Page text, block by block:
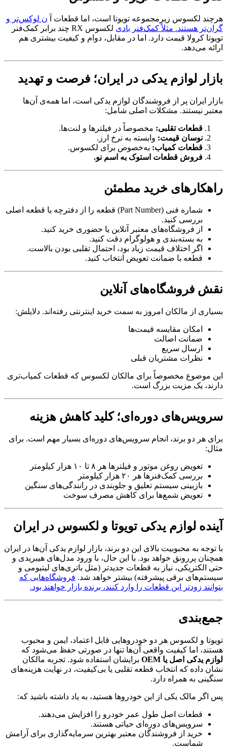
هرچند لکسوس زیرمجموعه تویوتا است، اما قطعات آ ن لوکس‌تر و
گران‌تر هستند. مثلاً کمک‌فنر بادی
لکسوس RX چند برابر کمک‌فنر
تویوتا کرولا قیمت دارد. اما در مقابل، دوام و کیفیت بیشتری هم
ارائه می‌دهد.
بازار لوازم یدکی در ایران؛ فرصت و تهدید
بازار ایران پر از فروشندگان لوازم یدکی است، اما همه‌ی آن‌ها
معتبر نیستند. مشکلات اصلی شامل:
قطعات تقلبی: مخصوصاً در فیلترها و لنت‌ها.
نوسان قیمت: وابسته به نرخ ارز.
قطعات کمیاب: به‌خصوص برای لکسوس.
فروش قطعات استوک به اسم نو.
راهکارهای خرید مطمئن
شماره فنی (Part Number) قطعه را از دفترچه یا قطعه اصلی
بررسی کنید.
از فروشگاه‌های معتبر آنلاین یا حضوری خرید کنید.
به بسته‌بندی و هولوگرام دقت کنید.
اگر اختلاف قیمت زیاد بود، احتمال تقلبی بودن بالاست.
قطعه با ضمانت تعویض انتخاب کنید.
نقش فروشگاه‌های آنلاین
بسیاری از مالکان امروز به سمت خرید اینترنتی رفته‌اند. دلایلش:
امکان مقایسه قیمت‌ها
ضمانت اصالت
ارسال سریع
نظرات مشتریان قبلی
این موضوع مخصوصاً برای مالکان لکسوس که قطعات کمیاب‌تری
دارند، یک مزیت بزرگ است.
سرویس‌های دوره‌ای؛ کلید کاهش هزینه
برای هر دو برند، انجام سرویس‌های دوره‌ای بسیار مهم است. برای
مثال:
تعویض روغن موتور و فیلترها هر ۸ تا ۱۰ هزار کیلومتر
بررسی کمک‌فنرها هر ۲۰ هزار کیلومتر
بازبینی سیستم تعلیق و جلوبندی در رانندگی‌های سنگین
تعویض شمع‌ها برای کاهش مصرف سوخت
آینده لوازم یدکی تویوتا و لکسوس در ایران
با توجه به محبوبیت بالای این دو برند، بازار لوازم یدکی آن‌ها در ایران
همچنان پررونق خواهد بود. با این حال، با ورود مدل‌های هیبریدی و
حتی الکتریکی، نیاز به قطعات جدیدتر (مثل باتری‌های لیتیومی و
سیستم‌های برقی پیشرفته) بیشتر خواهد شد. فروشگاه‌هایی که
بتوانند زودتر این قطعات را وارد کنند، برنده بازار خواهند بود.
جمع‌بندی
تویوتا و لکسوس هر دو خودروهایی قابل اعتماد، ایمن و محبوب
هستند، اما کیفیت واقعی آن‌ها تنها در صورتی حفظ می‌شود که
لوازم یدکی اصل یا OEM
برایشان استفاده شود. تجربه مالکان
نشان داده که انتخاب قطعه تقلبی یا بی‌کیفیت، در نهایت هزینه‌های
سنگینی به همراه دارد.
پس اگر مالک یکی از این خودروها هستید، به یاد داشته باشید که:
قطعات اصل طول عمر خودرو را افزایش می‌دهند.
سرویس‌های دوره‌ای حیاتی هستند.
خرید از فروشندگان معتبر بهترین سرمایه‌گذاری برای آرامش
شماست.